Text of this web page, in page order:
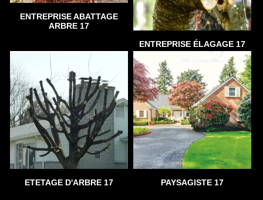
ENTREPRISE ABATTAGE
ARBRE 17
ENTREPRISE ÉLAGAGE 17
ETETAGE D'ARBRE 17 PAYSAGISTE 17